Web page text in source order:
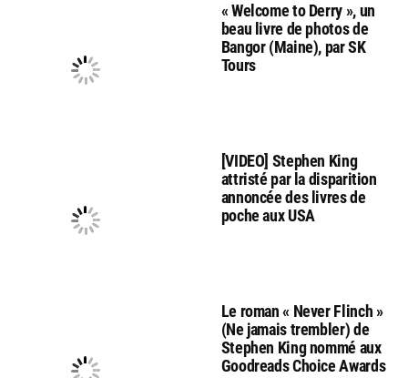
« Welcome to Derry », un
beau livre de photos de
Bangor (Maine), par SK
Tours
[VIDEO] Stephen King
attristé par la disparition
annoncée des livres de
poche aux USA
Le roman « Never Flinch »
(Ne jamais trembler) de
Stephen King nommé aux
Goodreads Choice Awards